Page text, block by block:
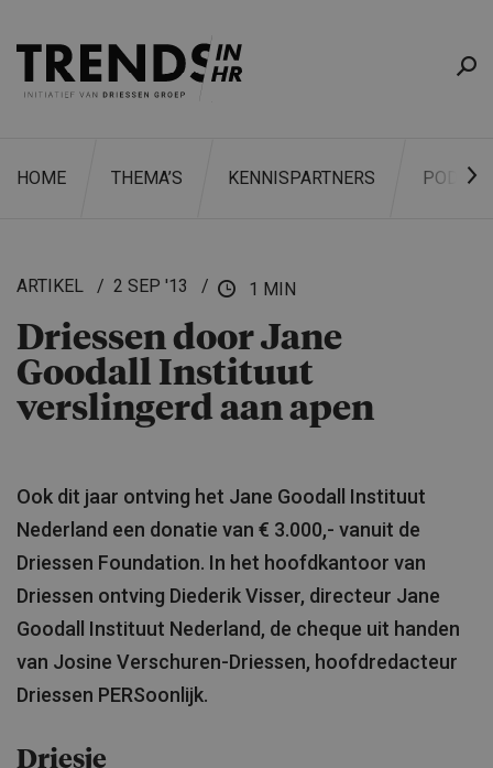
HOME THEMA’S KENNISPARTNERS
ARTIKEL 2 SEP '13 1 MIN
Driessen door Jane
Goodall Instituut
verslingerd aan apen
Ook dit jaar ontving het Jane Goodall Instituut
Nederland een donatie van € 3.000,- vanuit de
Driessen Foundation. In het hoofdkantoor van
Driessen ontving Diederik Visser, directeur Jane
Goodall Instituut Nederland, de cheque uit handen
van Josine Verschuren-Driessen, hoofdredacteur
Driessen PERSoonlijk.
Driesje